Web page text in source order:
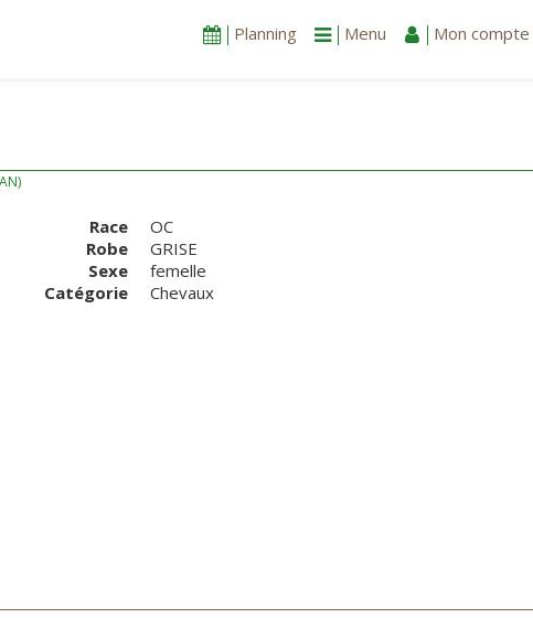
Planning Menu Mon compte
Race
OC
Robe
GRISE
Sexe
femelle
Catégorie
Chevaux